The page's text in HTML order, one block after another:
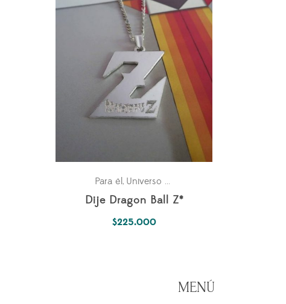
Para él, Universo Fantástico
Dije Dragon Ball Z*
$225.000
MENÚ